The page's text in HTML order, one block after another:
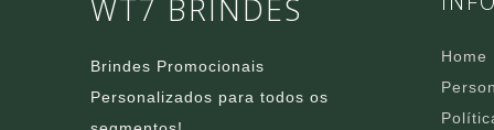
WT7 BRINDES
Brindes Promocionais
Personalizados para todos os
Home